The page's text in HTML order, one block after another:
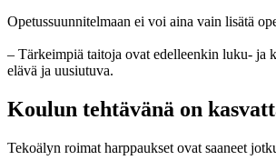
Opetussuunnitelmaan ei voi aina vain lisätä
– Tärkeimpiä taitoja ovat edelleenkin luku- ja
elävä ja uusiutuva.
Koulun tehtävänä on
Tekoälyn roimat harppaukset ovat saaneet